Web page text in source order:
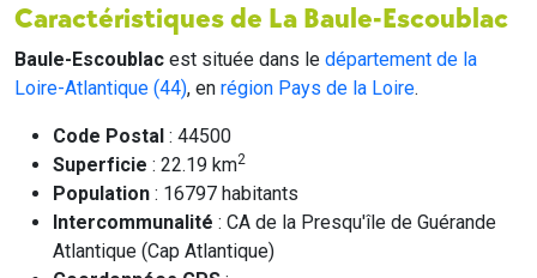
Caractéristiques de La Baule-Escoublac
Baule-Escoublac est située dans le département de la
Loire-Atlantique (44), en région Pays de la Loire.
Code Postal : 44500
Superficie : 22.19 km2
Population : 16797 habitants
Intercommunalité : CA de la Presqu'île de Guérande
Atlantique (Cap Atlantique)